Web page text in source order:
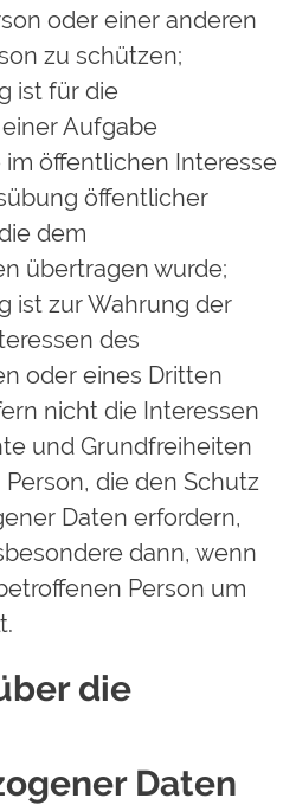
oder einer anderen
zu schützen;
ist für die
Aufgabe
öffentlichen Interesse
öffentlicher
dem
übertragen wurde;
ist zur Wahrung der
des
oder eines Dritten
nicht die Interessen
und Grundfreiheiten
die den Schutz
Daten erfordern,
dann, wenn
Person um
die
Daten